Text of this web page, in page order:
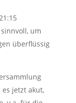
um
überflüssig
jetzt akut,